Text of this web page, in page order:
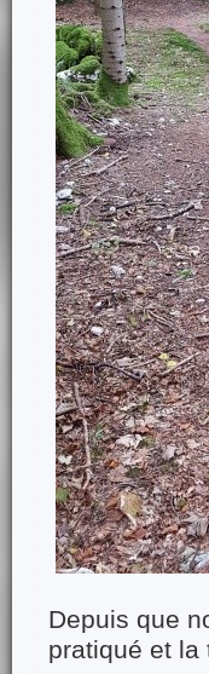
Depuis que
pratiqué et